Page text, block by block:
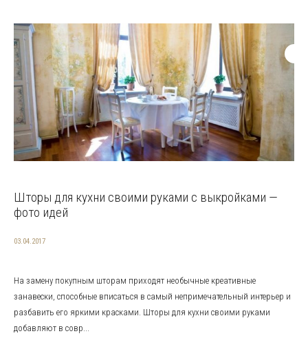
Шторы для кухни своими руками с выкройками —
фото идей
03.04.2017
На замену покупным шторам приходят необычные креативные
занавески, способные вписаться в самый непримечательный интерьер и
разбавить его яркими красками. Шторы для кухни своими руками
добавляют в совр...